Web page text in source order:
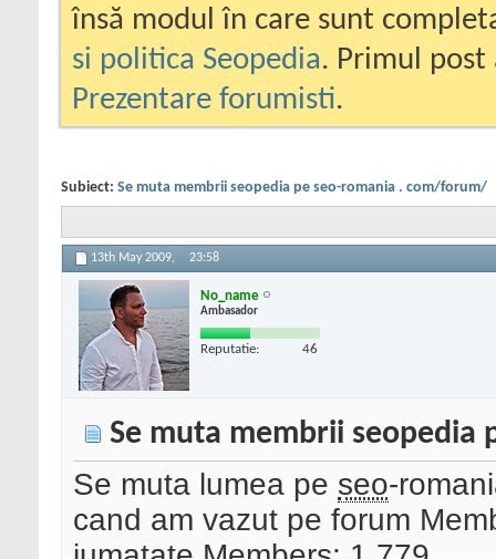
însă modul în care sunt
si politica Seopedia. Primul
Prezentare forumisti.
Subiect: Se muta membrii seopedia pe seo-romania . com/forum/
13th May 2009, 23:58
No_name
Ambasador
Reputatie: 46
Se muta membrii
Se muta lumea pe seo-
cand am vazut pe forum